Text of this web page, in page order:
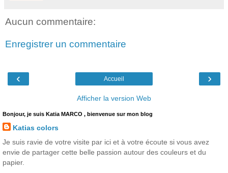
Aucun commentaire:
Enregistrer un commentaire
‹ ›
Accueil
Afficher la version Web
Bonjour, je suis Katia MARCO , bienvenue sur mon blog
Katias colors
Je suis ravie de votre visite par ici et à votre écoute si vous avez
envie de partager cette belle passion autour des couleurs et du
papier.